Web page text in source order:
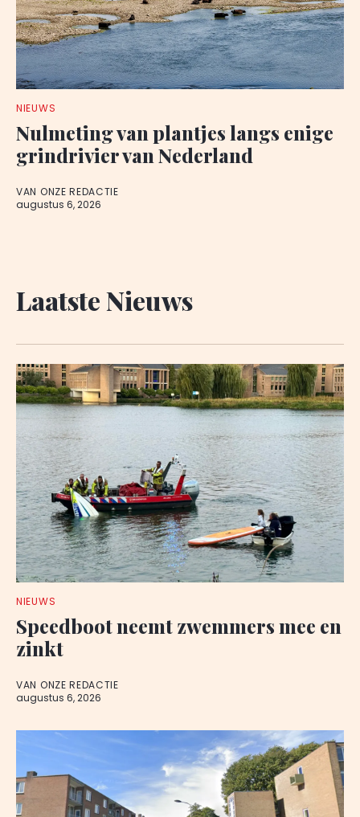
NIEUWS
Nulmeting van plantjes langs enige
grindrivier van Nederland
VAN ONZE REDACTIE
augustus 6, 2026
Laatste Nieuws
NIEUWS
Speedboot neemt zwemmers mee en
zinkt
VAN ONZE REDACTIE
augustus 6, 2026